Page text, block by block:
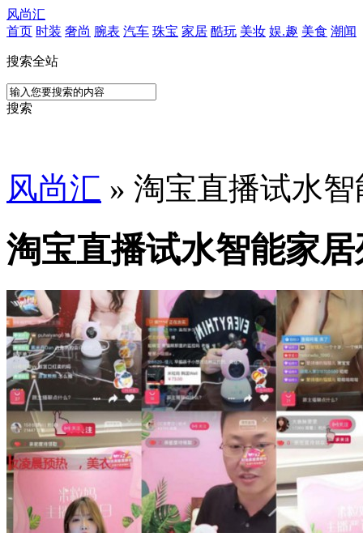
风尚汇
首页 时装 奢尚 腕表 汽车 珠宝 家居 酷玩 美妆 娱.趣 美食 潮闻
搜索全站
搜索
风尚汇 » 淘宝直播试水
淘宝直播试水智能家